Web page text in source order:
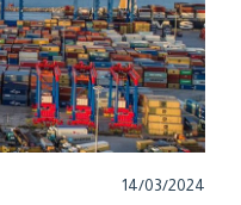
14/03/2024